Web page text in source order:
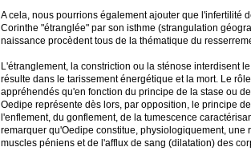
A cela, nous pourrions également ajouter que l'infertilité
Corinthe "étranglée" par son isthme (strangulation
naissance procèdent tous de la thématique du
L'étranglement, la constriction ou la sténose interdisent
résulte dans le tarissement énergétique et la mort. Le
appréhendés qu'en fonction du principe de la stase ou
Oedipe représente dès lors, par opposition, le principe
l'enflement, du gonflement, de la tumescence
remarquer qu'Oedipe constitue, physiologiquement,
muscles péniens et de l'afflux de sang (dilatation) des